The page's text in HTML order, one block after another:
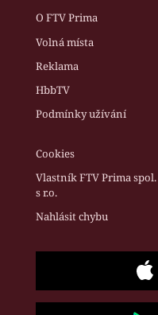
O FTV Prima
Volná místa
Reklama
HbbTV
Podmínky užívání
Cookies
Vlastník FTV Prima spol.
s r.o.
Nahlásit chybu